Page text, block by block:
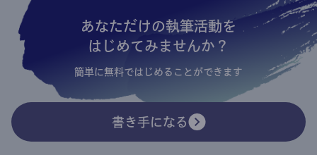
あなただけの執筆活動を
はじめてみませんか？
簡単に無料ではじめることができます
書き手になる